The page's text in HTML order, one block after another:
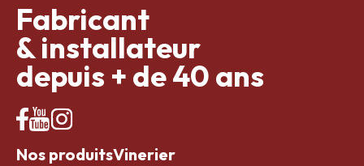
Fabricant
& installateur
depuis + de 40 ans
Nos produitsVinerier